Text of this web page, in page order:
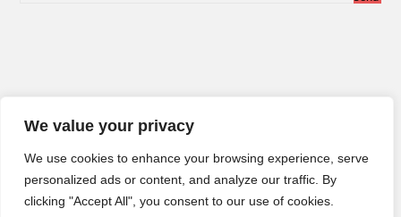
We value your privacy
We use cookies to enhance your browsing experience, serve
personalized ads or content, and analyze our traffic. By
clicking "Accept All", you consent to our use of cookies.